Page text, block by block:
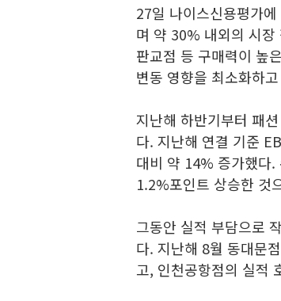
27일 나이스신용평가
며 약 30% 내외의 시장
판교점 등 구매력이 높
변동 영향을 최소화하
지난해 하반기부터 패
다. 지난해 연결 기준
대비 약 14% 증가했다
1.2%포인트 상승한 것
그동안 실적 부담으로
다. 지난해 8월 동대문
고, 인천공항점의 실적